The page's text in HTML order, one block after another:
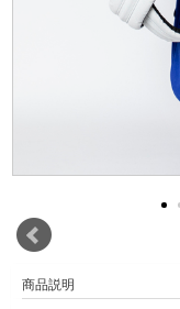
商品説明